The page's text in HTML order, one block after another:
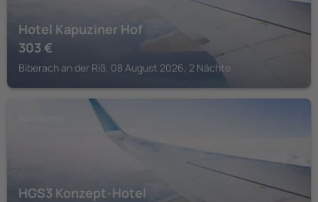
Hotel Kapuziner Hof
303 €
Biberach an der Riß, 08 August 2026, 2 Nächte
HGS3 Konzept-Hotel